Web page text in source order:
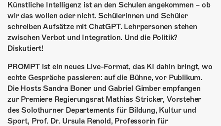
KONTAKT
ÜBER UNS
SHOP
MITMACHEN
Künstliche Intelligenz ist an den Schulen angekommen – ob
wir das wollen oder nicht. Schülerinnen und Schüler
schreiben Aufsätze mit ChatGPT. Lehrpersonen stehen
zwischen Verbot und Integration. Und die Politik?
Diskutiert!
PROMPT ist ein neues Live-Format, das KI dahin bringt, wo
echte Gespräche passieren: auf die Bühne, vor Publikum.
Die Hosts Sandra Boner und Gabriel Gimber empfangen
zur Premiere Regierungsrat Mathias Stricker, Vorsteher
des Solothurner Departements für Bildung, Kultur und
Sport, Prof. Dr. Ursula Renold, Professorin für